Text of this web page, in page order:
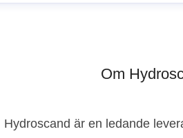
Om
Hydroscand är en ledande